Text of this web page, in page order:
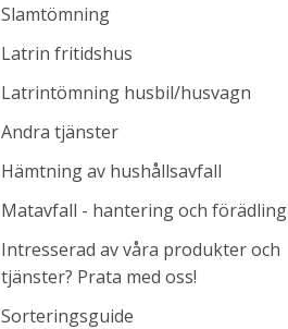
Slamtömning
Latrin fritidshus
Latrintömning husbil/husvagn
Andra tjänster
Hämtning av hushållsavfall
Matavfall - hantering och förädling
Intresserad av våra produkter och
tjänster? Prata med oss!
Sorteringsguide